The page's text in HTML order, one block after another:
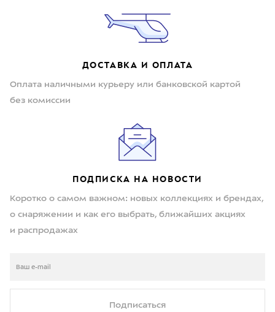
ДОСТАВКА И ОПЛАТА
Оплата наличными курьеру или банковской картой
без комиссии
ПОДПИСКА НА НОВОСТИ
Коротко о самом важном: новых коллекциях и брендах,
о снаряжении и как его выбрать, ближайших акциях
и распродажах
Подписаться